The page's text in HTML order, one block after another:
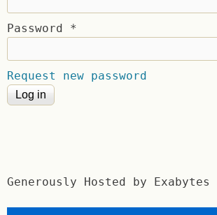
Password *
Request new password
Generously Hosted by Exabytes